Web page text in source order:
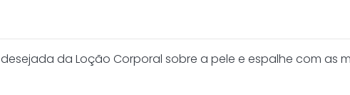
da Loção Corporal sobre a pele e espalhe com as